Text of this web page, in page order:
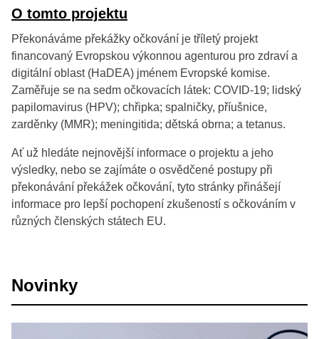
O tomto projektu
Překonáváme překážky očkování je tříletý projekt
financovaný Evropskou výkonnou agenturou pro zdraví a
digitální oblast (HaDEA) jménem Evropské komise.
Zaměřuje se na sedm očkovacích látek: COVID-19; lidský
papilomavirus (HPV); chřipka; spalničky, příušnice,
zarděnky (MMR); meningitida; dětská obrna; a tetanus.
Ať už hledáte nejnovější informace o projektu a jeho
výsledky, nebo se zajímáte o osvědčené postupy při
překonávání překážek očkování, tyto stránky přinášejí
informace pro lepší pochopení zkušeností s očkováním v
různých členských státech EU.
Novinky